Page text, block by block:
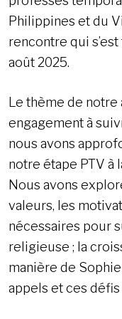
Philippines et du
rencontre qui
août 2025.
Le thème de
engagement à
nous avons
notre étape PTV à
Nous avons
valeurs, les
nécessaires pour
religieuse ; la
manière de
appels et ces